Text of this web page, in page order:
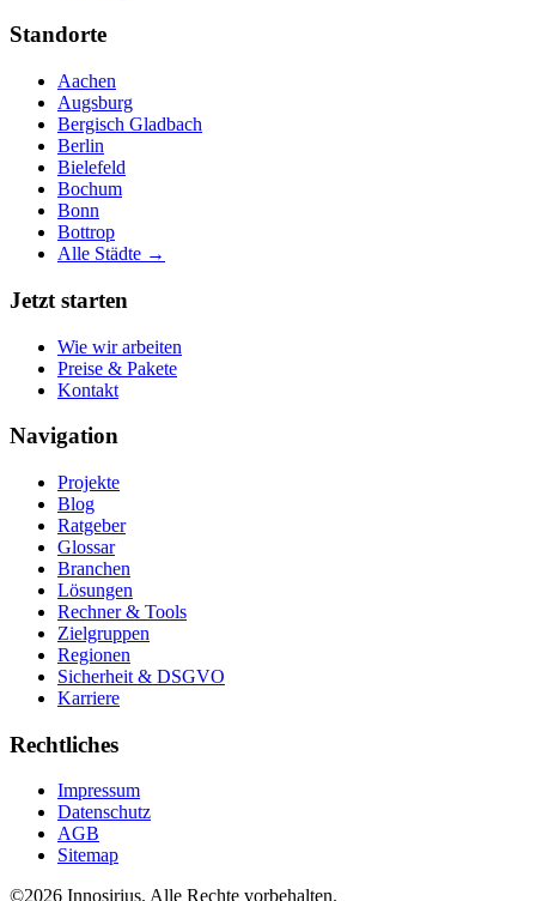
Standorte
Aachen
Augsburg
Bergisch Gladbach
Berlin
Bielefeld
Bochum
Bonn
Bottrop
Alle Städte →
Jetzt starten
Wie wir arbeiten
Preise & Pakete
Kontakt
Navigation
Projekte
Blog
Ratgeber
Glossar
Branchen
Lösungen
Rechner & Tools
Zielgruppen
Regionen
Sicherheit & DSGVO
Karriere
Rechtliches
Impressum
Datenschutz
AGB
Sitemap
©2026 Innosirius. Alle Rechte vorbehalten.